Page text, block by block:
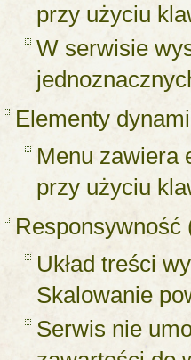
przy użyciu
W serwisie
Elementy
Menu zawiera
przy użyciu
Responsywność
Układ treści
Skalowanie
Serwis nie